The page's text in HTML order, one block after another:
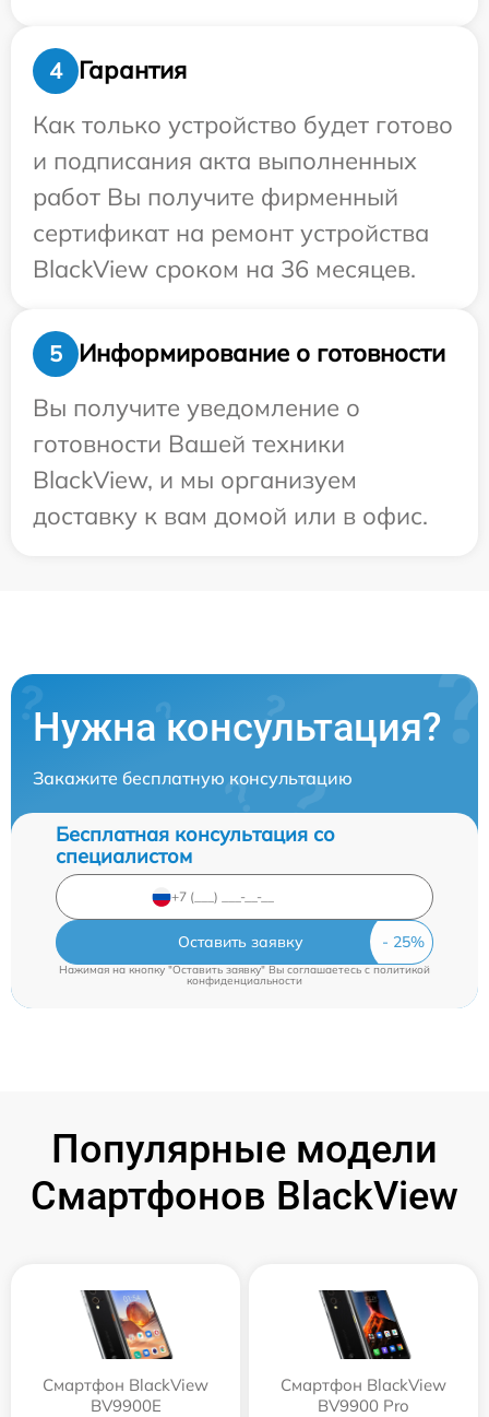
4
Гарантия
Как только устройство будет готово
и подписания акта выполненных
работ Вы получите фирменный
сертификат на ремонт устройства
BlackView сроком на 36 месяцев.
5
Информирование о готовности
Вы получите уведомление о
готовности Вашей техники
BlackView, и мы организуем
доставку к вам домой или в офис.
Нужна консультация?
Закажите бесплатную консультацию
Бесплатная консультация со
специалистом
Оставить заявку
Нажимая на кнопку "Оставить заявку" Вы соглашаетесь cполитикой
конфиденциальности
Популярные модели
Смартфонов BlackView
Смартфон BlackView
BV9900E
Смартфон BlackView
BV9900 Pro